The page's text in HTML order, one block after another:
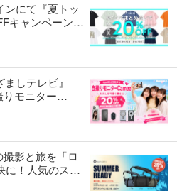
ンにて『夏トッ
キャンペーン』
しテレビ』
りモニター
ガ割に登場
撮影と旅を「ロ
に！人気のスリ
間限定セール